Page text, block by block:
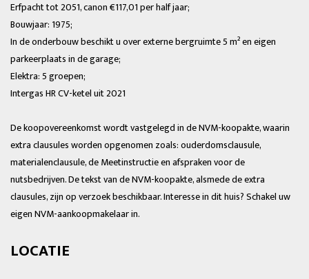
Erfpacht tot 2051, canon €117,01 per half jaar;
Bouwjaar: 1975;
In de onderbouw beschikt u over externe bergruimte 5 m² en eigen
parkeerplaats in de garage;
Elektra: 5 groepen;
Intergas HR CV-ketel uit 2021
De koopovereenkomst wordt vastgelegd in de NVM-koopakte, waarin
extra clausules worden opgenomen zoals: ouderdomsclausule,
materialenclausule, de Meetinstructie en afspraken voor de
nutsbedrijven. De tekst van de NVM-koopakte, alsmede de extra
clausules, zijn op verzoek beschikbaar. Interesse in dit huis? Schakel uw
eigen NVM-aankoopmakelaar in.
LOCATIE